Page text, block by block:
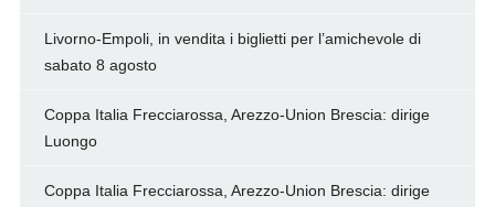
Livorno-Empoli, in vendita i biglietti per l’amichevole di
sabato 8 agosto
Coppa Italia Frecciarossa, Arezzo-Union Brescia: dirige
Luongo
Coppa Italia Frecciarossa, Arezzo-Union Brescia: dirige